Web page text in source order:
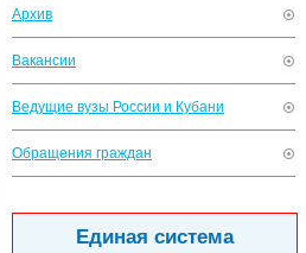
Архив
Вакансии
Ведущие вузы России и Кубани
Обращения граждан
Единая система